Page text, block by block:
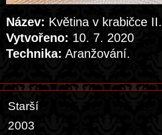
Název: Květina v krabičce II.
Vytvořeno: 10. 7. 2020
Technika: Aranžování.
Starší
2003